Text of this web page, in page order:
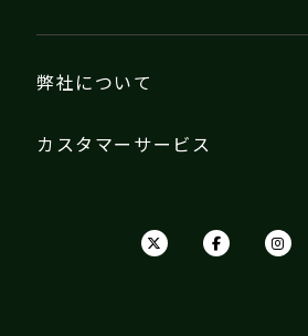
弊社について
カスタマーサービス